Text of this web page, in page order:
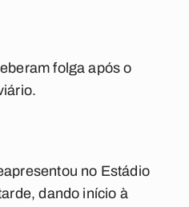
folga após o
no Estádio
dando início à